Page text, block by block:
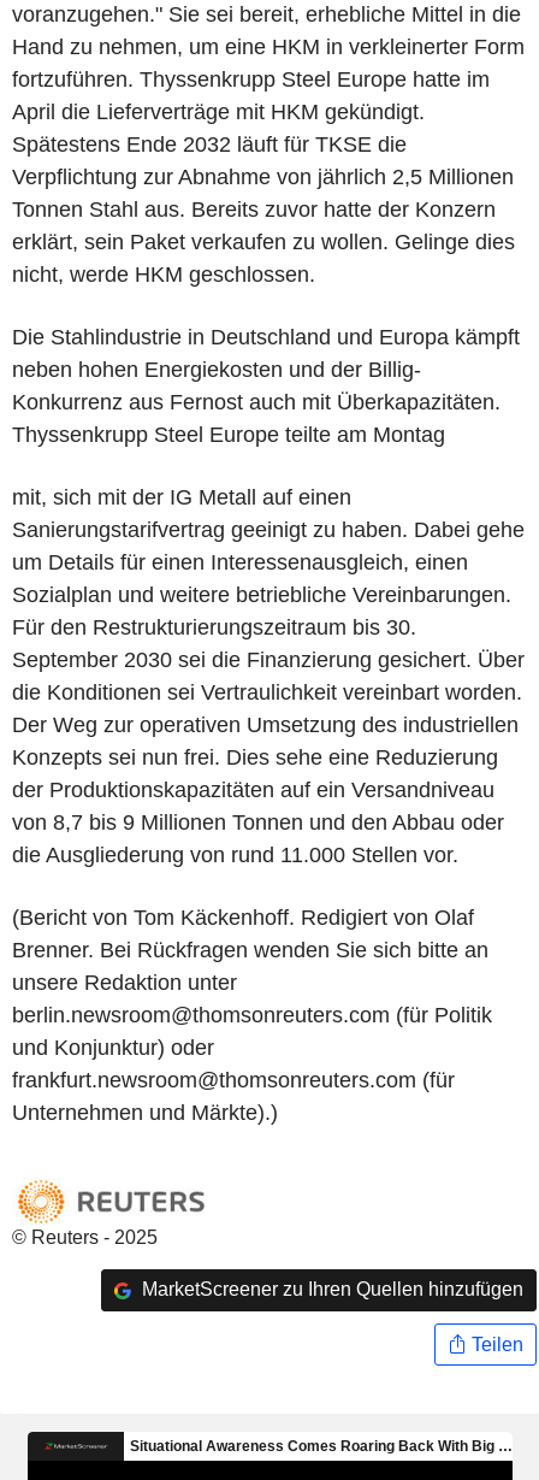
voranzugehen." Sie sei bereit, erhebliche Mittel in die
Hand zu nehmen, um eine HKM in verkleinerter Form
fortzuführen. Thyssenkrupp Steel Europe hatte im
April die Lieferverträge mit HKM gekündigt.
Spätestens Ende 2032 läuft für TKSE die
Verpflichtung zur Abnahme von jährlich 2,5 Millionen
Tonnen Stahl aus. Bereits zuvor hatte der Konzern
erklärt, sein Paket verkaufen zu wollen. Gelinge dies
nicht, werde HKM geschlossen.
Die Stahlindustrie in Deutschland und Europa kämpft
neben hohen Energiekosten und der Billig-
Konkurrenz aus Fernost auch mit Überkapazitäten.
Thyssenkrupp Steel Europe teilte am Montag
mit, sich mit der IG Metall auf einen
Sanierungstarifvertrag geeinigt zu haben. Dabei gehe
um Details für einen Interessenausgleich, einen
Sozialplan und weitere betriebliche Vereinbarungen.
Für den Restrukturierungszeitraum bis 30.
September 2030 sei die Finanzierung gesichert. Über
die Konditionen sei Vertraulichkeit vereinbart worden.
Der Weg zur operativen Umsetzung des industriellen
Konzepts sei nun frei. Dies sehe eine Reduzierung
der Produktionskapazitäten auf ein Versandniveau
von 8,7 bis 9 Millionen Tonnen und den Abbau oder
die Ausgliederung von rund 11.000 Stellen vor.
(Bericht von Tom Käckenhoff. Redigiert von Olaf
Brenner. Bei Rückfragen wenden Sie sich bitte an
unsere Redaktion unter
berlin.newsroom@thomsonreuters.com (für Politik
und Konjunktur) oder
frankfurt.newsroom@thomsonreuters.com (für
Unternehmen und Märkte).)
© Reuters - 2025
MarketScreener zu Ihren Quellen hinzufügen
Teilen